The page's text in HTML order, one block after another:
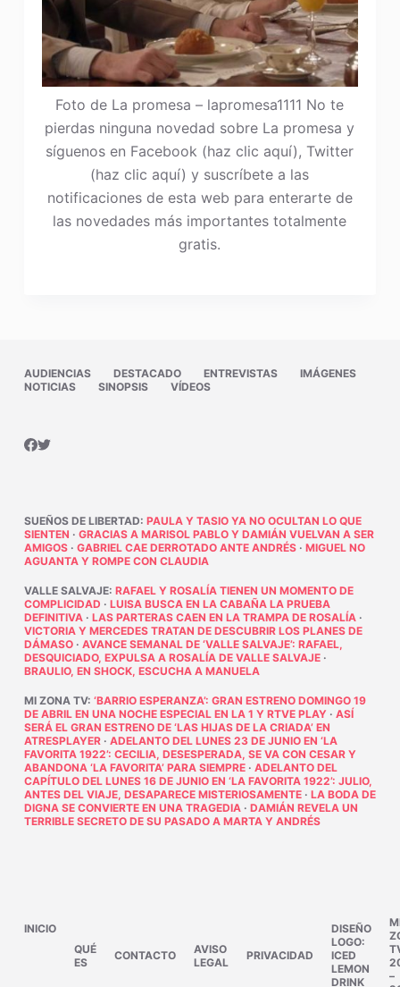
Foto de La promesa – lapromesa1111 No te
pierdas ninguna novedad sobre La promesa y
síguenos en Facebook (haz clic aquí), Twitter
(haz clic aquí) y suscríbete a las
notificaciones de esta web para enterarte de
las novedades más importantes totalmente
gratis.
AUDIENCIAS DESTACADO ENTREVISTAS
IMÁGENES
NOTICIAS
SINOPSIS VÍDEOS
SUEÑOS DE LIBERTAD: PAULA Y TASIO YA NO OCULTAN LO QUE
SIENTEN · GRACIAS A MARISOL PABLO Y DAMIÁN VUELVAN A SER
AMIGOS· GABRIEL CAE DERROTADO ANTE ANDRÉS· MIGUEL NO
AGUANTA Y ROMPE CON CLAUDIA
VALLE SALVAJE: RAFAEL Y ROSALÍA TIENEN UN MOMENTO DE
COMPLICIDAD · LUISA BUSCA EN LA CABAÑA LA PRUEBA
DEFINITIVA· LAS PARTERAS CAEN EN LA TRAMPA DE ROSALÍA·
VICTORIA Y MERCEDES TRATAN DE DESCUBRIR LOS PLANES DE
DÁMASO· AVANCE SEMANAL DE ‘VALLE SALVAJE’: RAFAEL,
DESQUICIADO, EXPULSA A ROSALÍA DE VALLE SALVAJE·
BRAULIO, EN SHOCK, ESCUCHA A MANUELA
MI ZONA TV: ‘BARRIO ESPERANZA’: GRAN ESTRENO DOMINGO 19
DE ABRIL EN UNA NOCHE ESPECIAL EN LA 1 Y RTVE PLAY· ASÍ
SERÁ EL GRAN ESTRENO DE ‘LAS HIJAS DE LA CRIADA’ EN
ATRESPLAYER· ADELANTO DEL LUNES 23 DE JUNIO EN ‘LA
FAVORITA 1922’: CECILIA, DESESPERADA, SE VA CON CESAR Y
ABANDONA ‘LA FAVORITA’ PARA SIEMPRE· ADELANTO DEL
CAPÍTULO DEL LUNES 16 DE JUNIO EN ‘LA FAVORITA 1922’: JULIO,
ANTES DEL VIAJE, DESAPARECE MISTERIOSAMENTE· LA BODA DE
DIGNA SE CONVIERTE EN UNA TRAGEDIA· DAMIÁN REVELA UN
TERRIBLE SECRETO DE SU PASADO A MARTA Y ANDRÉS
INICIO
QUÉ
ES
CONTACTO
AVISO
LEGAL
PRIVACIDAD
DISEÑO
LOGO:
ICED
LEMON
DRINK
–